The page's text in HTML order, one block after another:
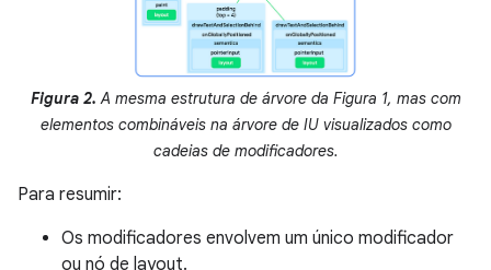
Figura 2. A mesma estrutura de árvore da Figura 1, mas com
elementos combináveis na árvore de IU visualizados como
cadeias de modificadores.
Para resumir:
Os modificadores envolvem um único modificador
ou nó de layout.